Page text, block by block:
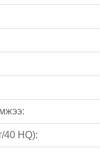
40 HQ):